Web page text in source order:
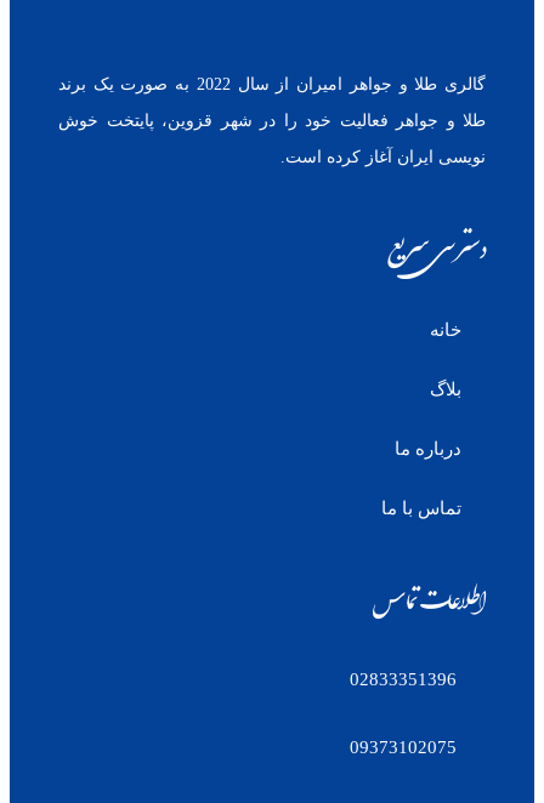
گالری طلا و جواهر امیران از سال 2022 به صورت یک برند
طلا و جواهر فعالیت خود را در شهر قزوین، پایتخت خوش
نویسی ایران آغاز کرده است.
دسترسی سریع
خانه
بلاگ
درباره ما
تماس با ما
اطلاعات تماس
02833351396
09373102075